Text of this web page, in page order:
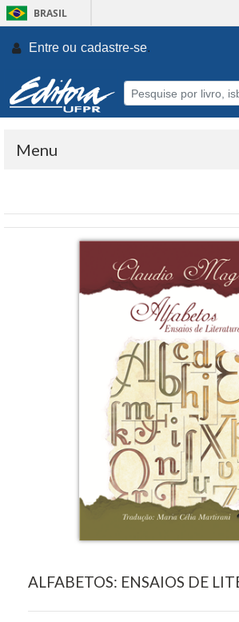
BRASIL
Entre ou cadastre-se.
Menu
ALFABETOS: ENSAIOS DE